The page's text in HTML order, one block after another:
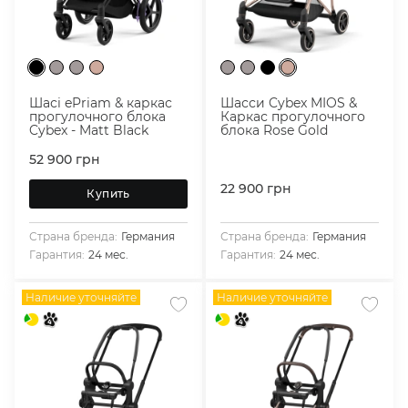
Шасі ePriam & каркас
прогулочного блока
Cybex - Matt Black
52 900 грн
Купить
Страна бренда: Германия
Гарантия: 24 мес.
Шасси Cybex MIOS &
Каркас прогулочного
блока Rose Gold
22 900 грн
Страна бренда: Германия
Гарантия: 24 мес.
Наличие уточняйте Наличие уточняйте